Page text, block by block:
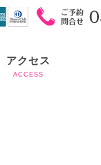
アクセス
ACCESS